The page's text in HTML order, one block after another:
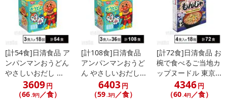
肉とトマトの旨みをベースに "タコライス" でおなじみのクミンやガ
ーリックなどのスパイスをきかせた、やみつきになる味わいのサル
サ風スープが特長。
【お椀で食べるご当地カップヌードル 関西土産たこ焼き味】
[計54食]日清食品 ア
ンパンマンおうどん
やさしいおだし ...
3609円
（66.9円／食）
[計108食]日清食品
アンパンマンおうど
ん やさしいおだし...
6403円
（59.3円／食）
[計72食]日清食品 お
椀で食べるご当地カ
ップヌードル 東京...
4346円
（60.4円／食）